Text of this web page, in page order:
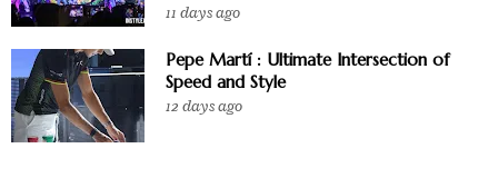
11 days ago
Pepe Martí : Ultimate Intersection of
Speed and Style
12 days ago